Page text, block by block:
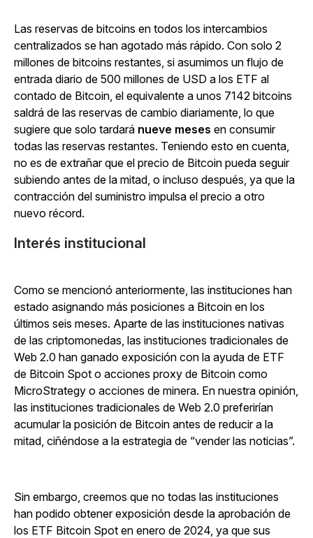
Las reservas de bitcoins en todos los intercambios
centralizados se han agotado más rápido. Con solo 2
millones de bitcoins restantes, si asumimos un flujo de
entrada diario de 500 millones de USD a los ETF al
contado de Bitcoin, el equivalente a unos 7142 bitcoins
saldrá de las reservas de cambio diariamente, lo que
sugiere que solo tardará nueve meses en consumir
todas las reservas restantes. Teniendo esto en cuenta,
no es de extrañar que el precio de Bitcoin pueda seguir
subiendo antes de la mitad, o incluso después, ya que la
contracción del suministro impulsa el precio a otro
nuevo récord.
Interés institucional
Como se mencionó anteriormente, las instituciones han
estado asignando más posiciones a Bitcoin en los
últimos seis meses. Aparte de las instituciones nativas
de las criptomonedas, las instituciones tradicionales de
Web 2.0 han ganado exposición con la ayuda de ETF
de Bitcoin Spot o acciones proxy de Bitcoin como
MicroStrategy o acciones de minera. En nuestra opinión,
las instituciones tradicionales de Web 2.0 preferirían
acumular la posición de Bitcoin antes de reducir a la
mitad, ciñéndose a la estrategia de “vender las noticias”.
Sin embargo, creemos que no todas las instituciones
han podido obtener exposición desde la aprobación de
los ETF Bitcoin Spot en enero de 2024, ya que sus